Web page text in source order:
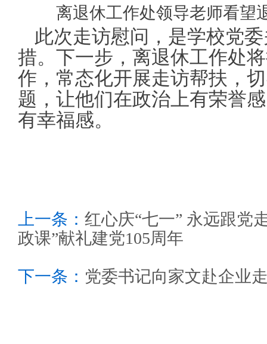
离退休工作处领导老师看望
此次走访慰问，是学校党
措。下一步，离退休工作处
作，常态化开展走访帮扶，
题，让他们在政治上有荣誉
有幸福感。
上一条： 红心庆“七一” 永远跟
政课”献礼建党105周年
下一条： 党委书记向家文赴企业